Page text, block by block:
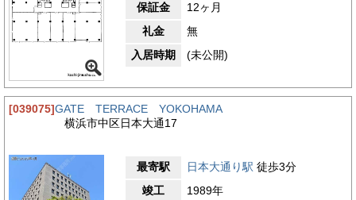
保証金
12ヶ月
礼金
無
入居時期
(未公開)
[039075]GATE TERRACE YOKOHAMA
横浜市中区日本大通17
最寄駅 日本大通り駅 徒歩3分
竣工
1989年